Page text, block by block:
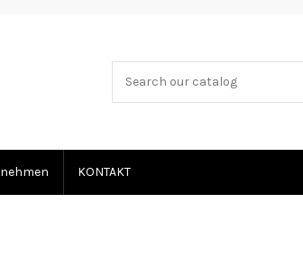
KONTAKT